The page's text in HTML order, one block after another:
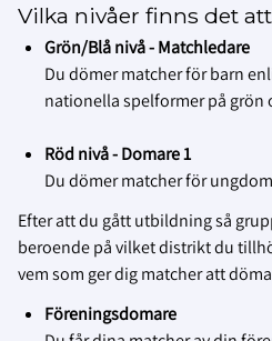
Vilka nivåer finns det
Grön/Blå nivå - Matchledare
Du dömer matcher för barn
nationella spelformer på grön
Röd nivå - Domare 1
Du dömer matcher för
Efter att du gått utbildning så
beroende på vilket distrikt du
vem som ger dig matcher att
Föreningsdomare